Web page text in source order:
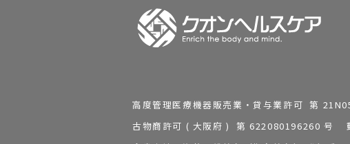
高度管理医療機器販売業・貸与業許可 第
古物商許可 ( 大阪府 ) 第 622080196260 号